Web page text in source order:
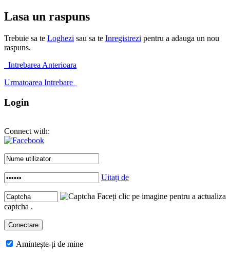
Lasa un raspuns
Trebuie sa te Loghezi sau sa te Inregistrezi pentru a adauga un nou
raspuns.
Intrebarea Anterioara
Urmatoarea Intrebare
Login
Connect with:
Uitați de
Faceți clic pe imagine pentru a actualiza
captcha .
Amintește-ți de mine